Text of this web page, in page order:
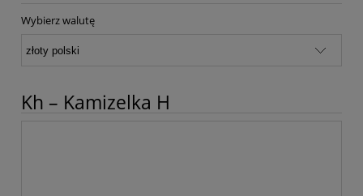
Wybierz walutę
Kh – Kamizelka H